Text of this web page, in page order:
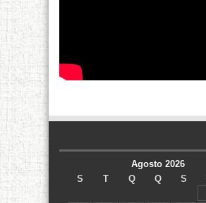
Agosto 2026
S
T Q Q S